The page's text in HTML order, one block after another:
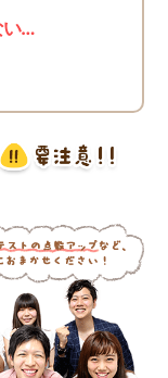
い…